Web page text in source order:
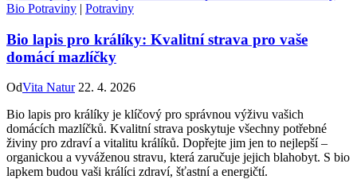
Bio Potraviny | Potraviny
Bio lapis pro králíky: Kvalitní strava pro vaše
domácí mazlíčky
OdVita Natur 22. 4. 2026
Bio lapis pro králíky je klíčový pro správnou výživu vašich
domácích mazlíčků. Kvalitní strava poskytuje všechny potřebné
živiny pro zdraví a vitalitu králíků. Dopřejte jim jen to nejlepší –
organickou a vyváženou stravu, která zaručuje jejich blahobyt. S bio
lapkem budou vaši králíci zdraví, šťastní a energičtí.